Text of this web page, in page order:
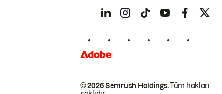
© 2026 Semrush Holdings.Tüm hakları